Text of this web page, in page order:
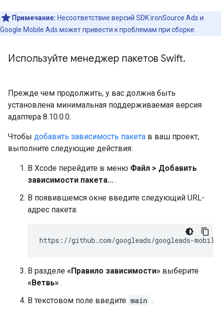
Примечание: Несоответствие версий SDK ironSource Ads и
Google Mobile Ads может привести к проблемам при сборке.
Используйте менеджер пакетов Swift.
Прежде чем продолжить, у вас должна быть
установлена ​​минимальная поддерживаемая версия
адаптера 8.10.0.0.
Чтобы добавить зависимость пакета в ваш проект,
выполните следующие действия:
В Xcode перейдите в меню Файл > Добавить
зависимости пакета... .
В появившемся окне введите следующий URL-
адрес пакета:
В разделе «Правило зависимости» выберите
«Ветвь» .
В текстовом поле введите main .